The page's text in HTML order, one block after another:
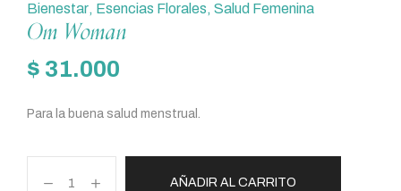
Bienestar, Esencias Florales, Salud Femenina
Om Woman
$ 31.000
Para la buena salud menstrual.
AÑADIR AL CARRITO